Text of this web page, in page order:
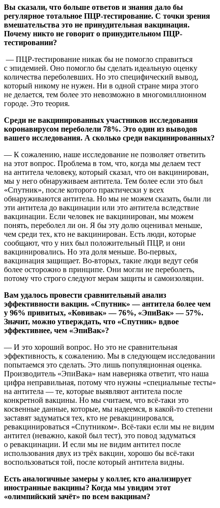
Вы сказали, что больше ответов и знания дало бы
регулярное тотальное ПЦР-тестирование. С точки зрения
вмешательства это не принудительная вакцинация.
Почему никто не говорит о принудительном ПЦР-
тестировании?
— ПЦР-тестирование никак бы не помогло справиться
с эпидемией. Оно помогло бы сделать идеальную оценку
количества переболевших. Но это специфический вывод,
который никому не нужен. Ни в одной стране мира этого
не делается, тем более это невозможно в многомиллионном
городе. Это теория.
Среди не вакцинированных участников исследования
коронавирусом переболели 78%. Это один из выводов
вашего исследования. А сколько среди вакцинированных?
— К сожалению, наше исследование не позволяет ответить
на этот вопрос. Проблема в том, что, когда мы делаем тест
на антитела человеку, который сказал, что он вакцинирован,
мы у него обнаруживаем антитела. Тем более если это был
«Спутник», после которого практически у всех
обнаруживаются антитела. Но мы не можем сказать, были ли
эти антитела до вакцинации или это антитела вследствие
вакцинации. Если человек не вакцинирован, мы можем
понять, переболел ли он. Я бы эту долю оценивал меньше,
чем среди тех, кто не вакцинирован. Есть люди, которые
сообщают, что у них был положительный ПЦР, и они
вакцинировались. Но эта доля меньше. Во-первых,
вакцинация защищает. Во-вторых, такие люди ведут себя
более осторожно в принципе. Они могли не переболеть,
потому что строго следуют мерам защиты и самоизоляции.
Вам удалось провести сравнительный анализ
эффективности вакцин. «Спутник» — антитела более чем
у 96% привитых, «Ковивак» — 76%, «ЭпиВак» — 57%.
Значит, можно утверждать, что «Спутник» вдвое
эффективнее, чем «ЭпиВак»?
— И это хороший вопрос. Но это не сравнительная
эффективность, к сожалению. Мы в следующем исследовании
попытаемся это сделать. Это лишь популяционная оценка.
Производитель «ЭпиВака» нам наверняка ответит, что наша
цифра неправильная, потому что нужны «специальные тесты»
на антитела — те, которые выявляют антитела после
конкретной вакцины. Но мы считаем, что всё-таки это
косвенные данные, которые, мы надеемся, в какой-то степени
заставят задуматься тех, кто не ревакцинировался,
ревакцинироваться «Спутником». Всё-таки если мы не видим
антител (неважно, какой был тест), это повод задуматься
о ревакцинации. И если мы не видим антител после
использования двух из трёх вакцин, хорошо бы всё-таки
воспользоваться той, после который антитела видны.
Есть аналогичные замеры у коллег, кто анализирует
иностранные вакцины? Когда мы увидим этот
«олимпийский зачёт» по всем вакцинам?